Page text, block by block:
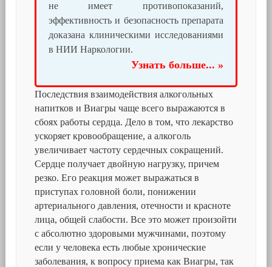
не имеет противопоказаний,
эффективность и безопасность препарата
доказана клиническими исследованиями
в НИИ Наркологии.
Узнать больше... »
Последствия взаимодействия алкогольных
напитков и Виагры чаще всего выражаются в
сбоях работы сердца. Дело в том, что лекарство
ускоряет кровообращение, а алкоголь
увеличивает частоту сердечных сокращений.
Сердце получает двойную нагрузку, причем
резко. Его реакция может выражаться в
приступах головной боли, понижении
артериального давления, отечности и красноте
лица, общей слабости. Все это может произойти
с абсолютно здоровыми мужчинами, поэтому
если у человека есть любые хронические
заболевания, к вопросу приема как Виагры, так